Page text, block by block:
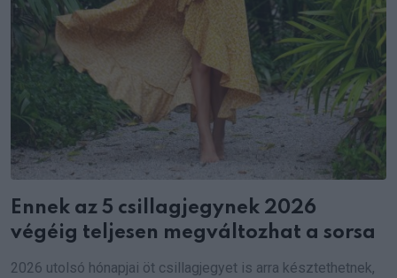
Ennek az 5 csillagjegynek 2026
végéig teljesen megváltozhat a sorsa
2026 utolsó hónapjai öt csillagjegyet is arra késztethetnek,